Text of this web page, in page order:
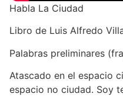
Habla La Ciudad
Libro de Luis Alfredo
Palabras preliminares
Atascado en el espacio
espacio no ciudad. Soy